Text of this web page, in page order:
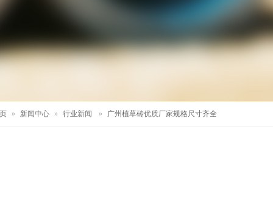
» 新闻中心 » 行业新闻 » 广州植草砖优质厂家规格尺寸齐全